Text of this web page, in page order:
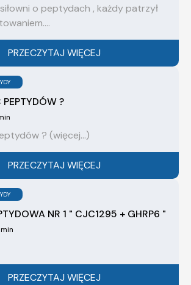
o peptydach , każdy patrzył
PRZECZYTAJ WIĘCEJ
?
? (więcej…)
PRZECZYTAJ WIĘCEJ
NR 1 " CJC1295 + GHRP6 "
PRZECZYTAJ WIĘCEJ